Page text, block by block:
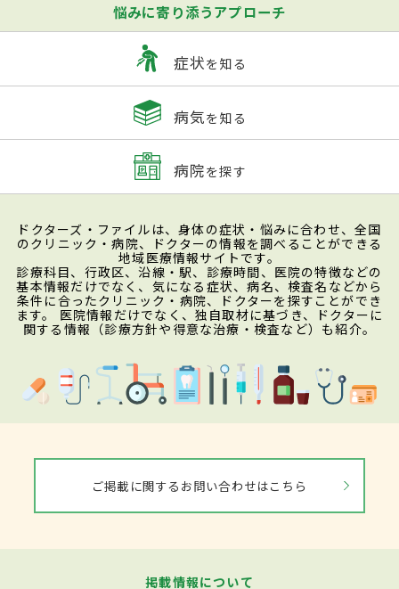
悩みに寄り添うアプローチ
症状を知る
病気を知る
病院を探す
ドクターズ・ファイルは、身体の症状・悩みに合わせ、全国
のクリニック・病院、ドクターの情報を調べることができる
地域医療情報サイトです。
診療科目、行政区、沿線・駅、診療時間、医院の特徴などの
基本情報だけでなく、気になる症状、病名、検査名などから
条件に合ったクリニック・病院、ドクターを探すことができ
ます。 医院情報だけでなく、独自取材に基づき、ドクターに
関する情報（診療方針や得意な治療・検査など）も紹介。
ご掲載に関するお問い合わせはこちら
掲載情報について